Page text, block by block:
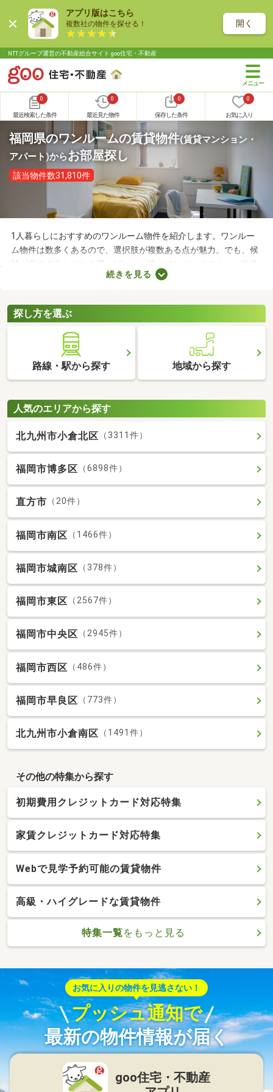
アプリ版はこちら
複数社の物件を探せる！ 開く
NTTグループ運営の不動産総合サイト goo住宅・不動産
0
最近検索した条件
0
最近見た物件
0
保存した条件
0
お気に入り
福岡県のワンルームの賃貸物件(賃貸マンション・
アパート)からお部屋探し
該当物件数31,810件
1人暮らしにおすすめのワンルーム物件を紹介します。ワンルー
ム物件は数多くあるので、選択肢が複数ある点が魅力。でも、候
補が多すぎるとどれを選べばいいか迷ってしまいますよね。物件
を選ぶときは、間取り・設備・家賃などをチェックすることがお
を見つけましょう。
続きを見る
探し方を選ぶ
路線・駅から探す 地域から探す
人気のエリアから探す
北九州市小倉北区 （3311件）
福岡市博多区 （6898件）
直方市 （20件）
福岡市南区 （1466件）
福岡市城南区 （378件）
福岡市東区 （2567件）
福岡市中央区 （2945件）
福岡市西区 （486件）
福岡市早良区 （773件）
北九州市小倉南区 （1491件）
その他の特集から探す
初期費用クレジットカード対応特集
家賃クレジットカード対応特集
Webで見学予約可能の賃貸物件
高級・ハイグレードな賃貸物件
特集一覧をもっと見る
お気に入りの物件を見逃さない！
プッシュ通知で
最新の物件情報が届く
goo住宅・不動産